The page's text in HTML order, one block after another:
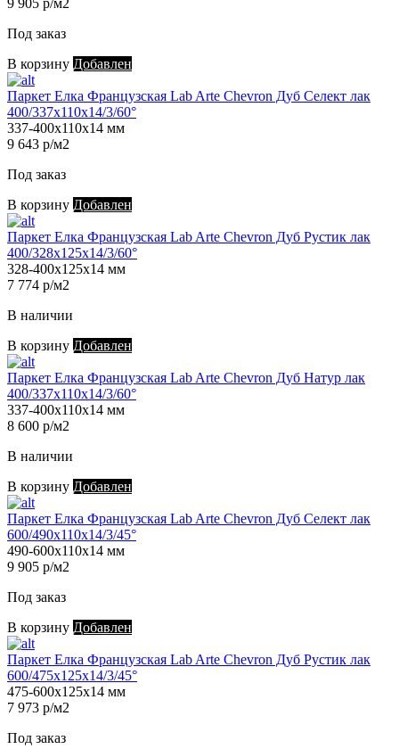
9 905 р/м2
Под заказ
В корзину Добавлен
Паркет Елка Французская Lab Arte Chevron Дуб Селект лак
400/337х110х14/3/60°
337-400х110х14 мм
9 643 р/м2
Под заказ
В корзину Добавлен
Паркет Елка Французская Lab Arte Chevron Дуб Рустик лак
400/328х125х14/3/60°
328-400х125х14 мм
7 774 р/м2
В наличии
В корзину Добавлен
Паркет Елка Французская Lab Arte Chevron Дуб Натур лак
400/337х110х14/3/60°
337-400х110х14 мм
8 600 р/м2
В наличии
В корзину Добавлен
Паркет Елка Французская Lab Arte Chevron Дуб Селект лак
600/490х110х14/3/45°
490-600х110х14 мм
9 905 р/м2
Под заказ
В корзину Добавлен
Паркет Елка Французская Lab Arte Chevron Дуб Рустик лак
600/475х125х14/3/45°
475-600х125х14 мм
7 973 р/м2
Под заказ